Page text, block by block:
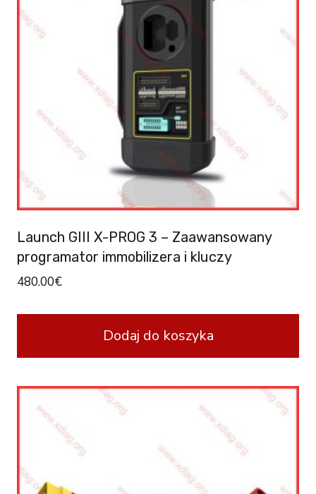
Launch GIII X-PROG 3 – Zaawansowany
programator immobilizera i kluczy
480.00€
Dodaj do koszyka